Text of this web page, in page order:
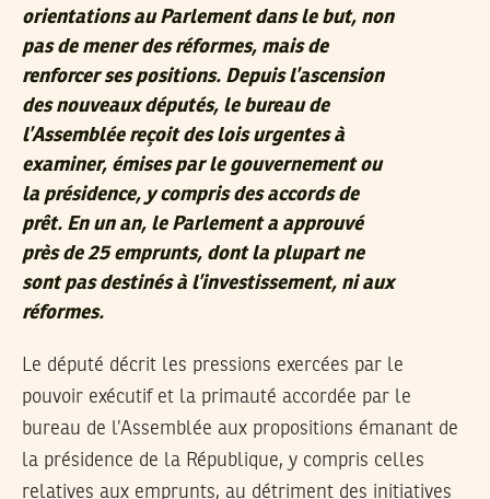
orientations au Parlement dans le but, non
pas de mener des réformes, mais de
renforcer ses positions. Depuis l’ascension
des nouveaux députés, le bureau de
l’Assemblée reçoit des lois urgentes à
examiner, émises par le gouvernement ou
la présidence, y compris des accords de
prêt. En un an, le Parlement a approuvé
près de 25 emprunts, dont la plupart ne
sont pas destinés à l’investissement, ni aux
réformes.
Le député décrit les pressions exercées par le
pouvoir exécutif et la primauté accordée par le
bureau de l’Assemblée aux propositions émanant de
la présidence de la République, y compris celles
relatives aux emprunts, au détriment des initiatives